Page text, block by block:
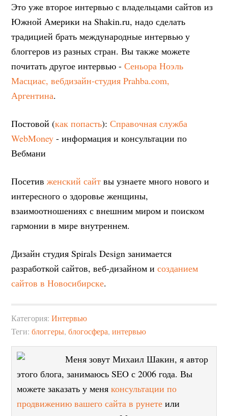
Это уже второе интервью с владельцами сайтов из
Южной Америки на Shakin.ru, надо сделать
традицией брать международные интервью у
блоггеров из разных стран. Вы также можете
почитать другое интервью -Сеньора Ноэль
Масциас, вебдизайн-студия Prahba.com,
Аргентина.
Постовой (как попасть):Справочная служба
WebMoney - информация и консультации по
Вебмани
Посетивженский сайт вы узнаете много нового и
интересного о здоровье женщины,
взаимоотношениях с внешним миром и поиском
гармонии в мире внутреннем.
Дизайн студия Spirals Design занимается
разработкой сайтов, веб-дизайном исозданием
сайтов в Новосибирске.
Категория:Интервью
Теги:блоггеры,блогосфера,интервью
Меня зовут Михаил Шакин, я автор
этого блога, занимаюсь SEO с 2006 года. Вы
можете заказать у меняконсультации по
продвижению вашего сайта в рунете или